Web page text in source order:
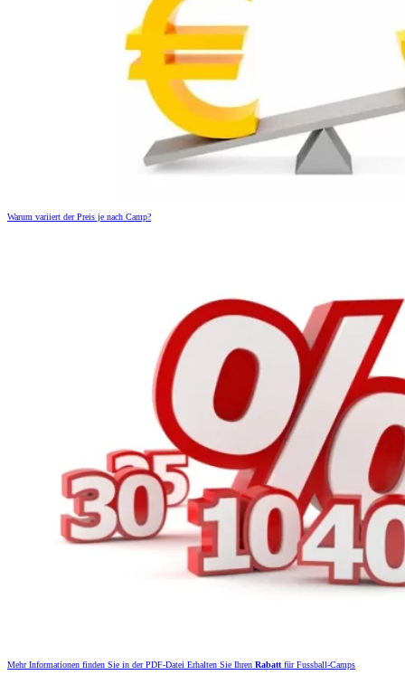
Warum variiert der Preis je nach Camp?
Mehr Informationen finden Sie in der PDF-Datei Erhalten Sie Ihren Rabatt für Fussball-Camps